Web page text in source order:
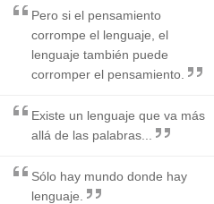
Pero si el pensamiento
corrompe el lenguaje, el
lenguaje también puede
corromper el pensamiento.
Existe un lenguaje que va más
allá de las palabras...
Sólo hay mundo donde hay
lenguaje.